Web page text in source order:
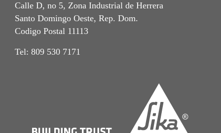
Calle D, no 5, Zona Industrial de Herrera
Santo Domingo Oeste, Rep. Dom.
Codigo Postal 11113
Tel: 809 530 7171